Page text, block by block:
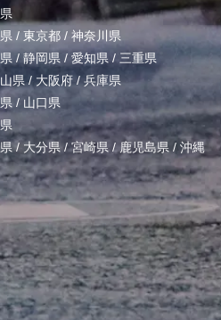
/ 東京都 / 神奈川県
/ 静岡県 / 愛知県 / 三重県
県/ 大阪府 /兵庫県
/ 山口県
/ 大分県/宮崎県 /鹿児島県 / 沖縄